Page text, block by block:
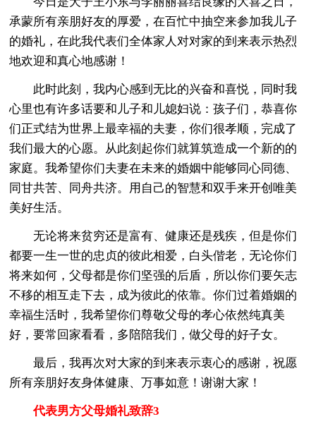
承蒙所有亲朋好友的厚爱，在百忙中抽空来参加我儿子
的婚礼，在此我代表们全体家人对对家的到来表示热烈
地欢迎和真心地感谢！
此时此刻，我内心感到无比的兴奋和喜悦，同时我
心里也有许多话要和儿子和儿媳妇说：孩子们，恭喜你
们正式结为世界上最幸福的夫妻，你们很孝顺，完成了
我们最大的心愿。从此刻起你们就算筑造成一个新的的
家庭。我希望你们夫妻在未来的婚姻中能够同心同德、
同甘共苦、同舟共济。用自己的智慧和双手来开创唯美
美好生活。
无论将来贫穷还是富有、健康还是残疾，但是你们
都要一生一世的忠贞的彼此相爱，白头偕老，无论你们
将来如何，父母都是你们坚强的后盾，所以你们要矢志
不移的相互走下去，成为彼此的依靠。你们过着婚姻的
幸福生活时，我希望你们尊敬父母的孝心依然纯真美
好，要常回家看看，多陪陪我们，做父母的好子女。
最后，我再次对大家的到来表示衷心的感谢，祝愿
所有亲朋好友身体健康、万事如意！谢谢大家！
代表男方父母婚礼致辞3